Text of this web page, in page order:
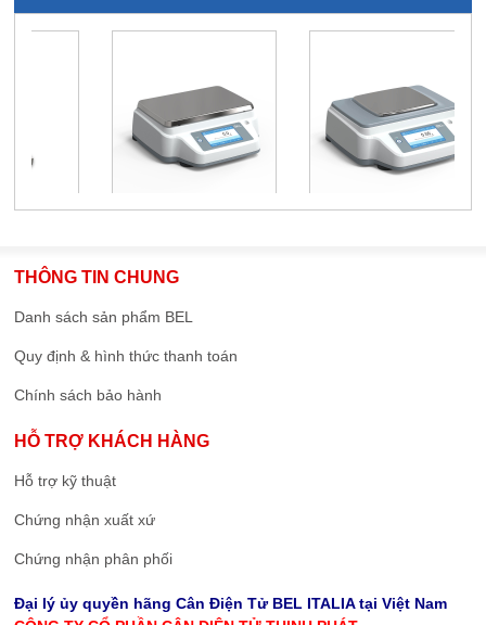
THÔNG TIN CHUNG
Danh sách sản phẩm BEL
Quy định & hình thức thanh toán
Chính sách bảo hành
HỖ TRỢ KHÁCH HÀNG
Hỗ trợ kỹ thuật
Chứng nhận xuất xứ
Chứng nhận phân phối
Đại lý ủy quyền hãng Cân Điện Tử BEL ITALIA tại Việt Nam